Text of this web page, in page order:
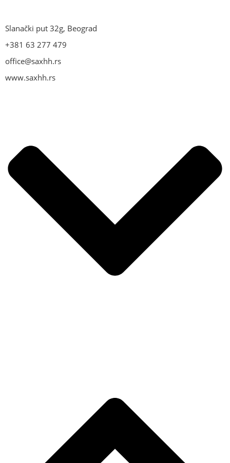
Slanački put 32g, Beograd
+381 63 277 479
office@saxhh.rs
www.saxhh.rs